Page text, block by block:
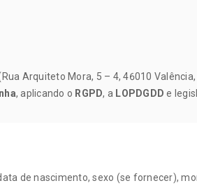
Arquiteto Mora, 5 – 4, 46010 Valência,
, aplicando o RGPD, a LOPDGDD e
de nascimento, sexo (se fornecer),